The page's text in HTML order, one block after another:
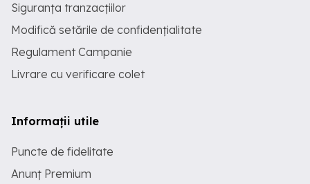
Siguranța tranzacțiilor
Modifică setările de confidențialitate
Regulament Campanie
Livrare cu verificare colet
Informații utile
Puncte de fidelitate
Anunț Premium